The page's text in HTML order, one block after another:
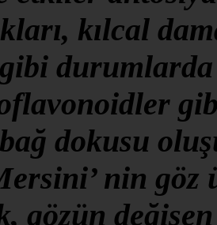
kılcal
dokusu
nin göz
gözün